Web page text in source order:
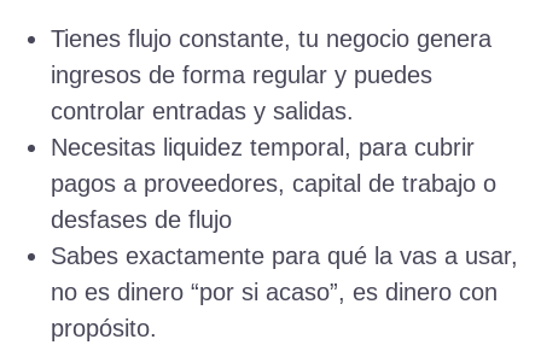
Tienes flujo constante, tu negocio genera
ingresos de forma regular y puedes
controlar entradas y salidas.
Necesitas liquidez temporal, para cubrir
pagos a proveedores, capital de trabajo o
desfases de flujo
Sabes exactamente para qué la vas a usar,
no es dinero “por si acaso”, es dinero con
propósito.